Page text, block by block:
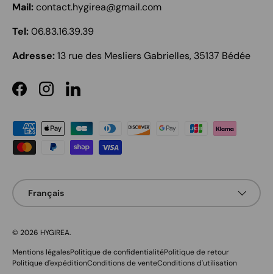
Mail:contact.hygirea@gmail.com
Tel:06.83.16.39.39
Adresse:13 rue des Mesliers Gabrielles, 35137 Bédée
FacebookInstagramLinkedIn
Moyens de paiement acceptés
Langue
Français
© 2026 HYGIREA.
Mentions légalesPolitique de confidentialitéPolitique de retour
Politique d'expéditionConditions de venteConditions d'utilisation